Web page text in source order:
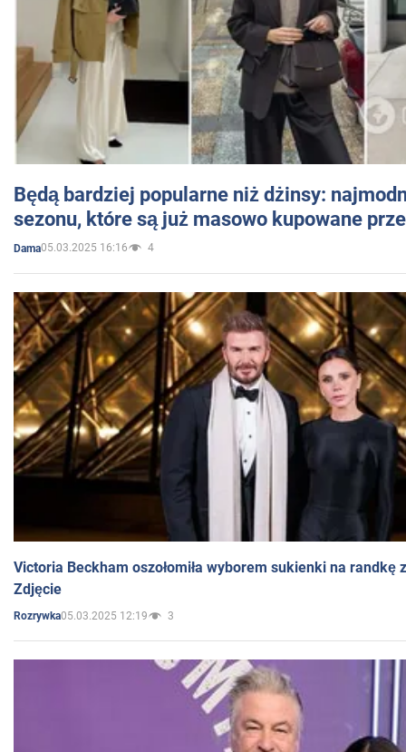
Będą bardziej popularne niż dżinsy:
sezonu, które są już masowo kupowane
Dama05.03.2025 16:16 4
Victoria Beckham oszołomiła wyborem sukienki na randkę
Zdjęcie
Rozrywka05.03.2025 12:19 3